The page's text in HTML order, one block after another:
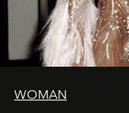
WOMAN